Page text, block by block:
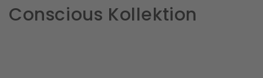
Kollektion:
Conscious Kollektion